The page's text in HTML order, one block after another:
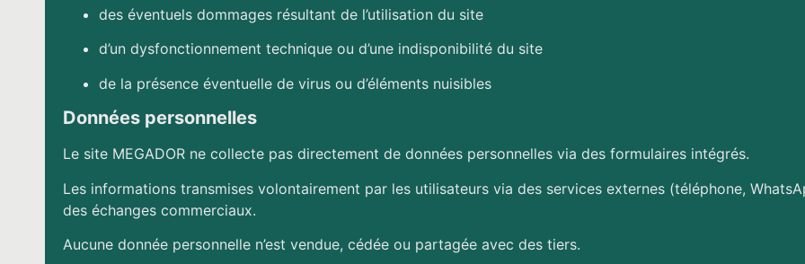
des éventuels dommages résultant de l’utilisation du site
d’un dysfonctionnement technique ou d’une indisponibilité du site
de la présence éventuelle de virus ou d’éléments nuisibles
Données personnelles
Le site MEGADOR ne collecte pas directement de données personnelles via des formulaires intégrés.
Les informations transmises volontairement par les utilisateurs via des services externes (téléphone,
des échanges commerciaux.
Aucune donnée personnelle n’est vendue, cédée ou partagée avec des tiers.